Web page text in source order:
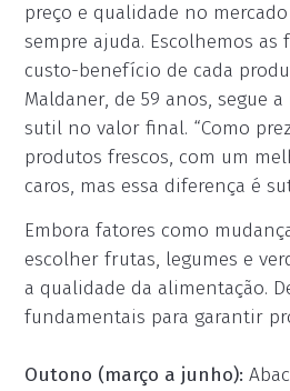
preço e qualidade no
sempre ajuda. Escolhemos
custo-benefício de cada
Maldaner, de 59 anos, segue
sutil no valor final. “Como
produtos frescos, com um
caros, mas essa diferença é
Embora fatores como
escolher frutas, legumes e
a qualidade da alimentação.
fundamentais para garantir
Outono (março a junho):